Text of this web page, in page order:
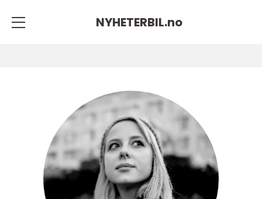
NYHETERBIL.no